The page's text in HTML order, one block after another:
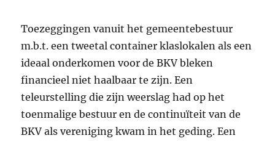
Toezeggingen vanuit het gemeentebestuur
m.b.t. een tweetal container klaslokalen als een
ideaal onderkomen voor de BKV bleken
financieel niet haalbaar te zijn. Een
teleurstelling die zijn weerslag had op het
toenmalige bestuur en de continuïteit van de
BKV als vereniging kwam in het geding. Een